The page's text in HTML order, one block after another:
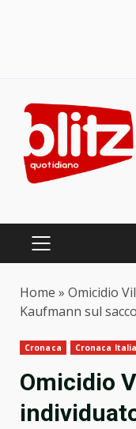
content
PRIMARY
Home » Omicidio
Kaufmann sul
Cronaca Cronaca Italia
Omicidio